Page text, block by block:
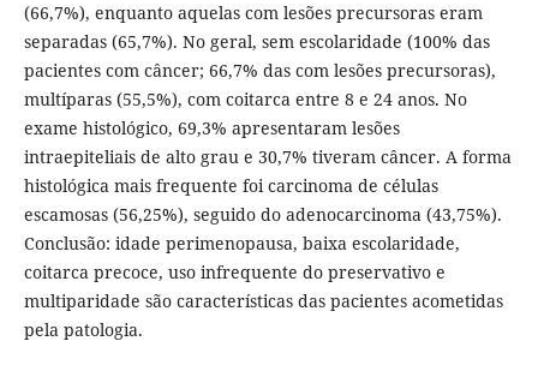
(66,7%), enquanto aquelas com lesões precursoras eram
separadas (65,7%). No geral, sem escolaridade (100% das
pacientes com câncer; 66,7% das com lesões precursoras),
multíparas (55,5%), com coitarca entre 8 e 24 anos. No
exame histológico, 69,3% apresentaram lesões
intraepiteliais de alto grau e 30,7% tiveram câncer. A forma
histológica mais frequente foi carcinoma de células
escamosas (56,25%), seguido do adenocarcinoma (43,75%).
Conclusão: idade perimenopausa, baixa escolaridade,
coitarca precoce, uso infrequente do preservativo e
multiparidade são características das pacientes acometidas
pela patologia.